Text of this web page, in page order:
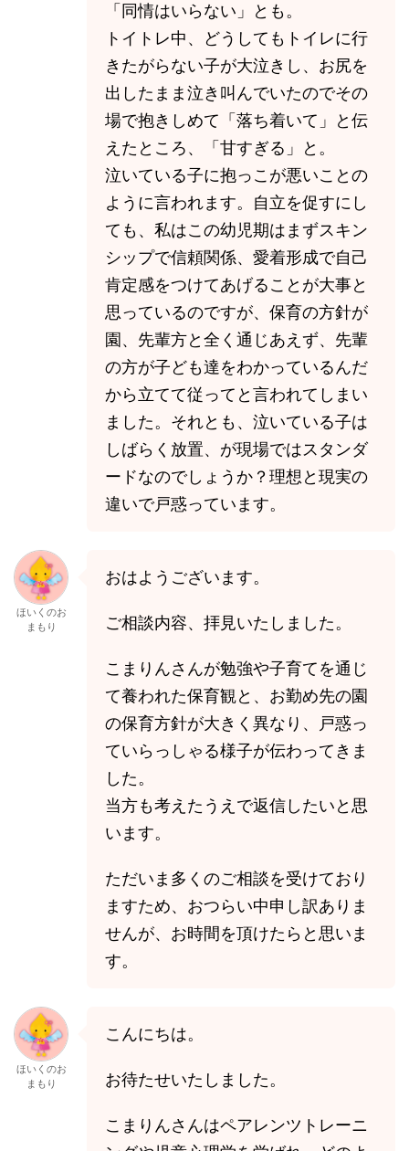
「同情はいらない」とも。
トイトレ中、どうしてもトイレに行
きたがらない子が大泣きし、お尻を
出したまま泣き叫んでいたのでその
場で抱きしめて「落ち着いて」と伝
えたところ、「甘すぎる」と。
泣いている子に抱っこが悪いことの
ように言われます。自立を促すにし
ても、私はこの幼児期はまずスキン
シップで信頼関係、愛着形成で自己
肯定感をつけてあげることが大事と
思っているのですが、保育の方針が
園、先輩方と全く通じあえず、先輩
の方が子ども達をわかっているんだ
から立てて従ってと言われてしまい
ました。それとも、泣いている子は
しばらく放置、が現場ではスタンダ
ードなのでしょうか？理想と現実の
違いで戸惑っています。
ほいくのお
まもり
おはようございます。
ご相談内容、拝見いたしました。
こまりんさんが勉強や子育てを通じ
て養われた保育観と、お勤め先の園
の保育方針が大きく異なり、戸惑っ
ていらっしゃる様子が伝わってきま
した。
当方も考えたうえで返信したいと思
います。
ただいま多くのご相談を受けており
ますため、おつらい中申し訳ありま
せんが、お時間を頂けたらと思いま
す。
ほいくのお
まもり
こんにちは。
お待たせいたしました。
こまりんさんはペアレンツトレーニ